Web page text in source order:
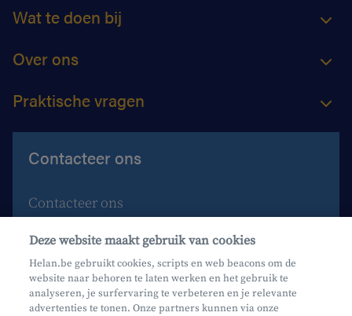
Wat te doen bij
Over ons
Praktische vragen
Contacteer ons
Contacteer ons
Maak een afspraak
Waar vind je ons?
Phishing
Deze website maakt gebruik van cookies
Helan.be gebruikt cookies, scripts en web beacons om de
website naar behoren te laten werken en het gebruik te
analyseren, je surfervaring te verbeteren en je relevante
advertenties te tonen. Onze partners kunnen via onze